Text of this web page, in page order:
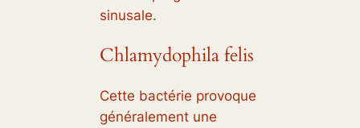
sinusale.
Chlamydophila felis
Cette bactérie provoque
généralement une